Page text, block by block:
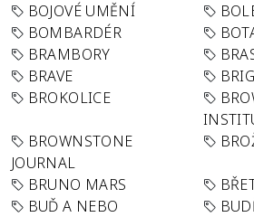
BOJOVÉ UMĚNÍ
BOMBARDÉR
BRAMBORY
BRAVE
BROKOLICE
BROWNSTONE
JOURNAL
BRUNO MARS
BUĎ A NEBO